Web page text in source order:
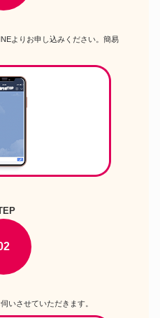
DVNY
コンサートウ
よりお申し込みください。簡易
いさせていただきます。